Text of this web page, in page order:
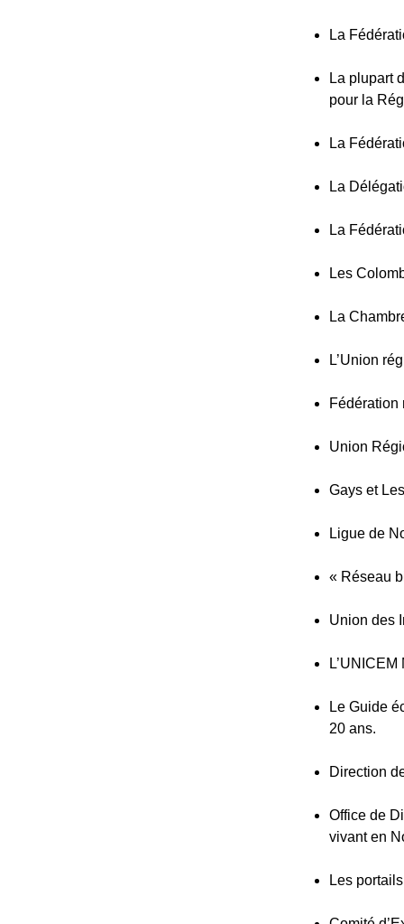
La
La plupart
pour la
La
La
La
Les
La
L’Union
Fédération
Union
Gays et
Ligue de
« Réseau
Union des
Le Guide
20 ans.
Direction
Office de
vivant en
Les